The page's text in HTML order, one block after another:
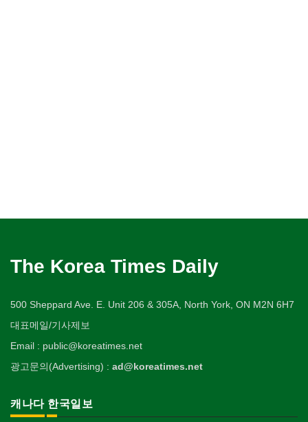
The Korea Times Daily
500 Sheppard Ave. E. Unit 206 & 305A, North York, ON M2N 6H7
대표메일/기사제보
Email : public@koreatimes.net
광고문의(Advertising) : ad@koreatimes.net
캐나다 한국일보